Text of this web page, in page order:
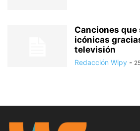
Canciones que
icónicas
televisión
Redacción Wipy -